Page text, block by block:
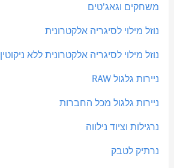
משחקים וגאג'טים
נוזל מילוי לסיגריה אלקטרונית
נוזל מילוי לסיגריה אלקטרונית ללא ניקוטין
ניירות גלגול RAW
ניירות גלגול מכל החברות
נרגילות וציוד נילווה
נרתיק לטבק